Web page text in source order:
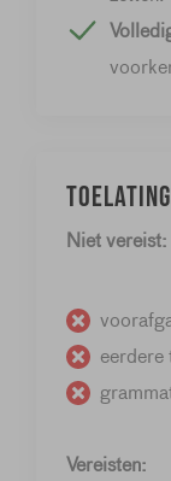
Niet vereist:
eerdere
Vereisten: